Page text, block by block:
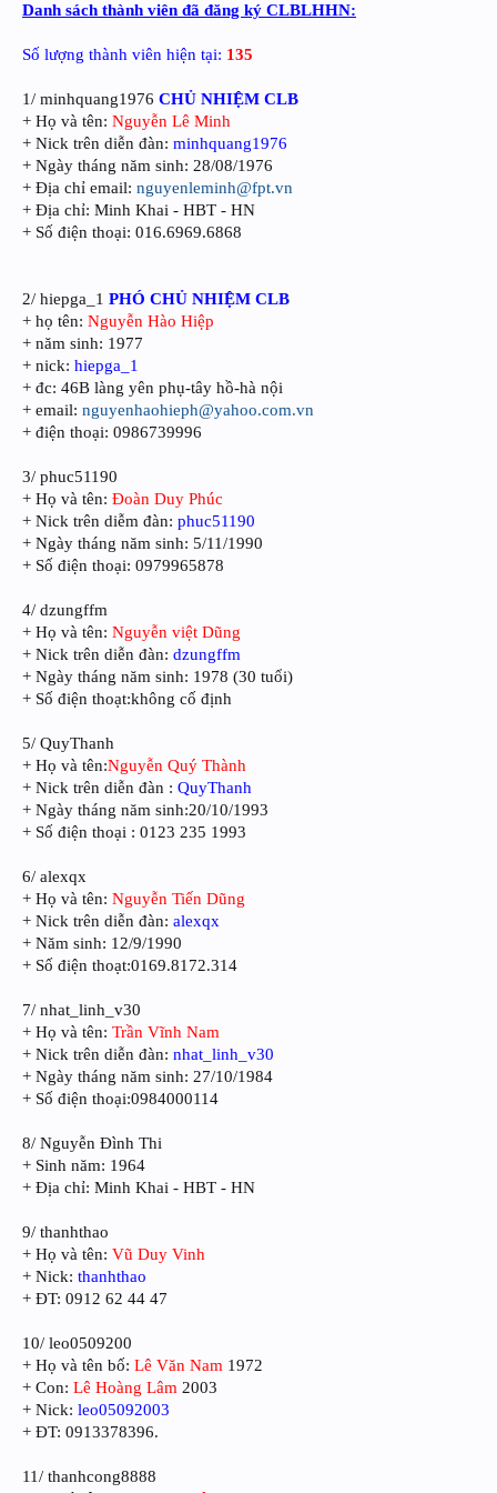
Danh sách thành viên đã đăng ký CLBLHHN:
Số lượng thành viên hiện tại: 135
1/ minhquang1976 CHỦ NHIỆM CLB
+ Họ và tên: Nguyễn Lê Minh
+ Nick trên diễn đàn: minhquang1976
+ Ngày tháng năm sinh: 28/08/1976
+ Địa chỉ email: nguyenleminh@fpt.vn
+ Địa chỉ: Minh Khai - HBT - HN
+ Số điện thoại: 016.6969.6868
2/ hiepga_1 PHÓ CHỦ NHIỆM CLB
+ họ tên: Nguyễn Hào Hiệp
+ năm sinh: 1977
+ nick: hiepga_1
+ đc: 46B làng yên phụ-tây hồ-hà nội
+ email: nguyenhaohieph@yahoo.com.vn
+ điện thoại: 0986739996
3/ phuc51190
+ Họ và tên: Đoàn Duy Phúc
+ Nick trên diễm đàn: phuc51190
+ Ngày tháng năm sinh: 5/11/1990
+ Số điện thoại: 0979965878
4/ dzungffm
+ Họ và tên: Nguyễn việt Dũng
+ Nick trên diễn đàn: dzungffm
+ Ngày tháng năm sinh: 1978 (30 tuổi)
+ Số điện thoạt:không cố định
5/ QuyThanh
+ Họ và tên:Nguyễn Quý Thành
+ Nick trên diễn đàn : QuyThanh
+ Ngày tháng năm sinh:20/10/1993
+ Số điện thoại : 0123 235 1993
6/ alexqx
+ Họ và tên: Nguyễn Tiến Dũng
+ Nick trên diễn đàn: alexqx
+ Năm sinh: 12/9/1990
+ Số điện thoạt:0169.8172.314
7/ nhat_linh_v30
+ Họ và tên: Trần Vĩnh Nam
+ Nick trên diễn đàn: nhat_linh_v30
+ Ngày tháng năm sinh: 27/10/1984
+ Số điện thoại:0984000114
8/ Nguyễn Đình Thi
+ Sinh năm: 1964
+ Địa chỉ: Minh Khai - HBT - HN
9/ thanhthao
+ Họ và tên: Vũ Duy Vinh
+ Nick: thanhthao
+ ĐT: 0912 62 44 47
10/ leo0509200
+ Họ và tên bố: Lê Văn Nam 1972
+ Con: Lê Hoàng Lâm 2003
+ Nick: leo05092003
+ ĐT: 0913378396.
11/ thanhcong8888